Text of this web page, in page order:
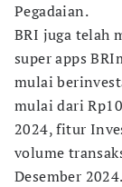
Pegadaian.
BRI juga telah
super apps
mulai
mulai dari
2024, fitur
volume
Desember 2024.